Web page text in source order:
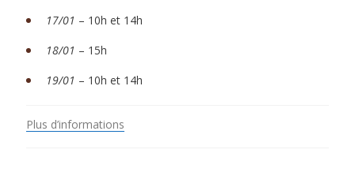
17/01 – 10h et 14h
18/01 – 15h
19/01 – 10h et 14h
Plus d’informations